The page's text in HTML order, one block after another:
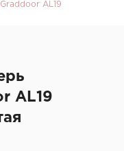
AL19
AL19